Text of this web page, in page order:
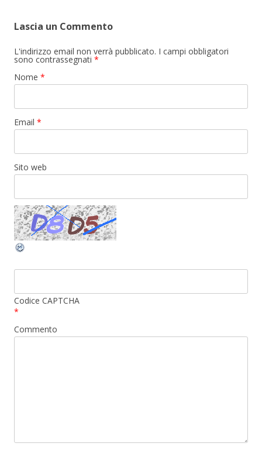
Lascia un Commento
L'indirizzo email non verrà pubblicato. I campi obbligatori
sono contrassegnati *
Nome *
Email *
Sito web
Codice CAPTCHA
*
Commento